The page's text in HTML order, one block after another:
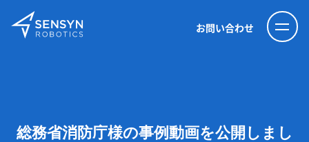
お問い合わせ
総務省消防庁様の事例動画を公開しまし